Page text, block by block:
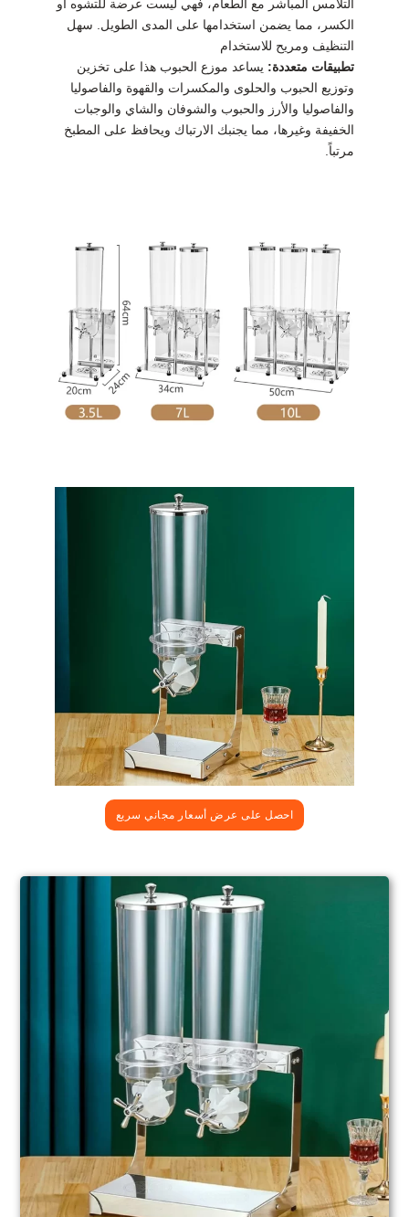
التلامس المباشر مع الطعام، فهي ليست عرضة للتشوه أو
الكسر، مما يضمن استخدامها على المدى الطويل. سهل
التنظيف ومريح للاستخدام
تطبيقات متعددة: يساعد موزع الحبوب هذا على تخزين
وتوزيع الحبوب والحلوى والمكسرات والقهوة والفاصوليا
والفاصوليا والأرز والحبوب والشوفان والشاي والوجبات
الخفيفة وغيرها، مما يجنبك الارتباك ويحافظ على المطبخ
مرتباً.
احصل على عرض أسعار مجاني سريع